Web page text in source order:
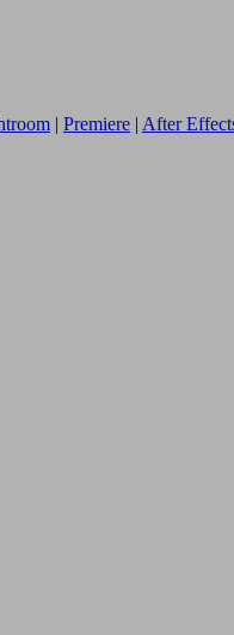
| Premiere | After